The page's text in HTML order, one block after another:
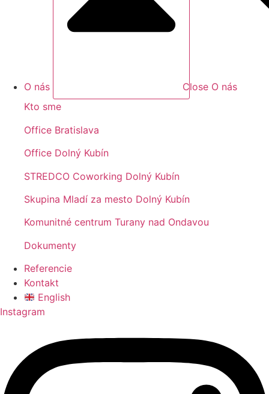
O nás
Close O nás
Kto sme
Office Bratislava
Office Dolný Kubín
STREDCO Coworking Dolný Kubín
Skupina Mladí za mesto Dolný Kubín
Komunitné centrum Turany nad Ondavou
Dokumenty
Referencie
Kontakt
English
Instagram